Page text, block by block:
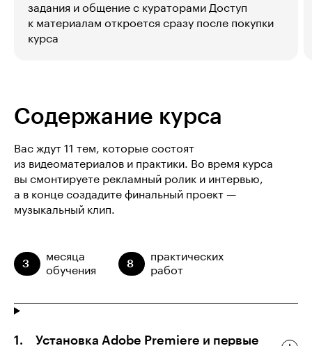
задания и общение с кураторами Доступ
к материалам откроется сразу после покупки
курса
Содержание курса
Вас ждут 11 тем, которые состоят
из видеоматериалов и практики. Во время курса
вы смонтируете рекламный ролик и интервью,
а в конце создадите финальный проект —
музыкальный клип.
3
месяца
обучения
8
практических
работ
Установка Adobe Premiere и первые